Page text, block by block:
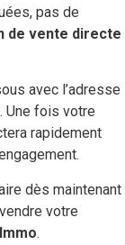
pas de
de vente directe
avec l’adresse
Une fois votre
rapidement
dès maintenant
votre
.